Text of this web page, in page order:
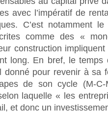
avec l’impératif de
C’est notamment
comme des «
construction
long. En bref, le
donné pour revenir à sa
de son cycle (M-
laquelle « les
et donc un